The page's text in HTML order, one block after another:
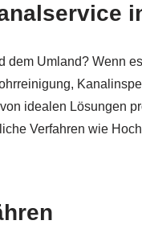
Umland? Wenn
idealen Lösungen
Verfahren wie